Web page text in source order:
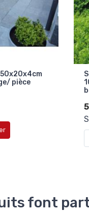
pièce
font